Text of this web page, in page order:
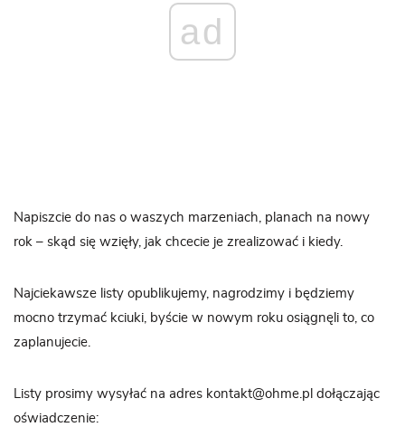
ad
Napiszcie do nas o waszych marzeniach, planach na nowy
rok – skąd się wzięły, jak chcecie je zrealizować i kiedy.
Najciekawsze listy opublikujemy, nagrodzimy i będziemy
mocno trzymać kciuki, byście w nowym roku osiągnęli to, co
zaplanujecie.
Listy prosimy wysyłać na adres kontakt@ohme.pl dołączając
oświadczenie: